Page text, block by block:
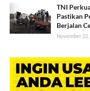
TNI
Pastikan
Berjalan
November